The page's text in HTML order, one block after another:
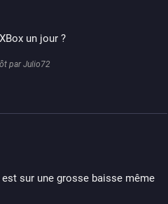
un jour ?
par Julio72
sur une grosse baisse même